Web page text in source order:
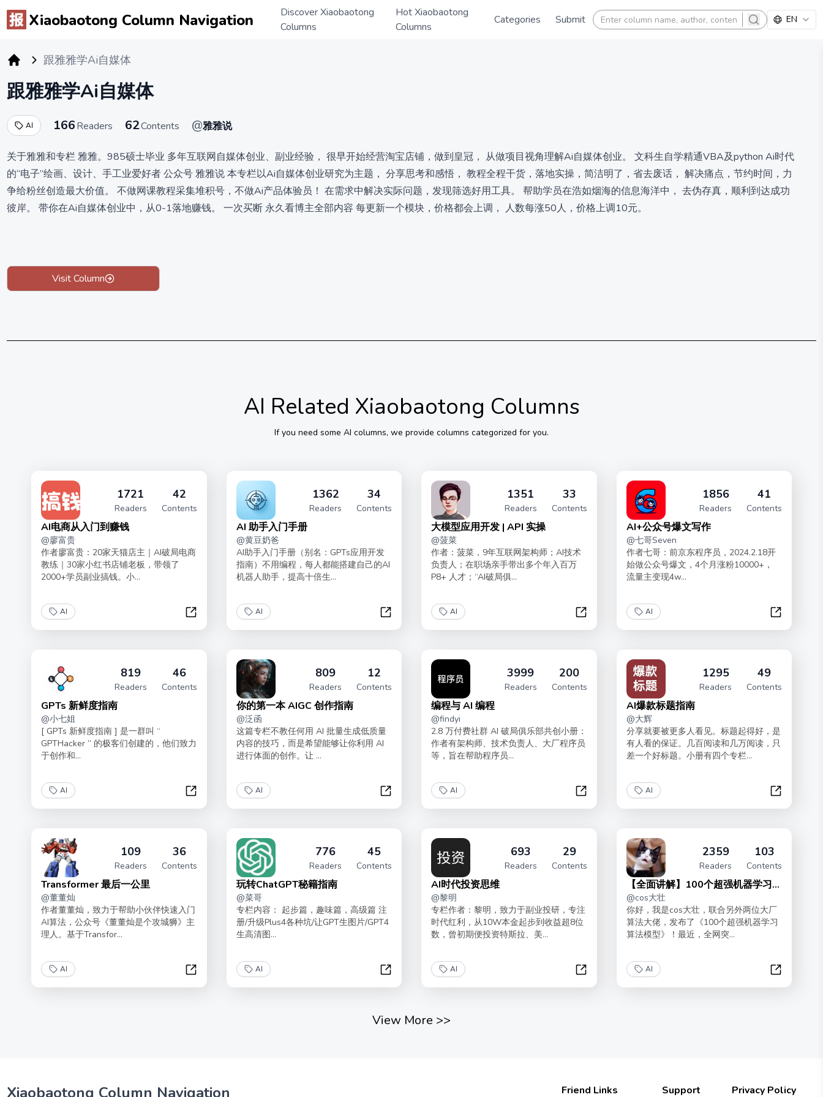
Xiaobaotong Column Navigation
Discover Xiaobaotong
Columns
Hot Xiaobaotong
Columns
Categories
Submit
search
EN
跟雅雅学Ai自媒体
跟雅雅学Ai自媒体
AI 166Readers 62Contents @雅雅说
关于雅雅和专栏 雅雅。985硕士毕业 多年互联网自媒体创业、副业经验， 很早开始经营淘宝店铺，做到皇冠， 从做项目视角理解Ai自媒体创业。 文科生自学精通VBA及python Ai时代
的“电子”绘画、设计、手工业爱好者 公众号 雅雅说 本专栏以Ai自媒体创业研究为主题， 分享思考和感悟， 教程全程干货，落地实操，简洁明了，省去废话， 解决痛点，节约时间，力
争给粉丝创造最大价值。 不做网课教程采集堆积号，不做Ai产品体验员！ 在需求中解决实际问题，发现筛选好用工具。 帮助学员在浩如烟海的信息海洋中， 去伪存真，顺利到达成功
彼岸。 带你在Ai自媒体创业中，从0-1落地赚钱。 一次买断 永久看博主全部内容 每更新一个模块，价格都会上调， 人数每涨50人，价格上调10元。
Visit Column
AI Related Xiaobaotong Columns
If you need some AI columns, we provide columns categorized for you.
1721
Readers
42
Contents
AI电商从入门到赚钱
@廖富贵
作者廖富贵：20家天猫店主｜AI破局电商
教练｜30家小红书店铺老板，带领了
2000+学员副业搞钱。小...
AI
AI电商从入门到赚钱
1362
Readers
34
Contents
AI 助手入门手册
@黄豆奶爸
AI助手入门手册（别名：GPTs应用开发
指南）不用编程，每人都能搭建自己的AI
机器人助手，提高十倍生...
AI
AI 助手入门手册
1351
Readers
33
Contents
大模型应用开发 | API 实操
@菠菜
作者：菠菜，9年互联网架构师；AI技术
负责人；在职场亲手带出多个年入百万
P8+ 人才；“AI破局俱...
AI
大模型应用开发 | API 实操
1856
Readers
41
Contents
AI+公众号爆文写作
@七哥Seven
作者七哥：前京东程序员，2024.2.18开
始做公众号爆文，4个月涨粉10000+，
流量主变现4w...
AI
AI+公众号
819
Readers
46
Contents
GPTs 新鲜度指南
@小七姐
[ GPTs 新鲜度指南 ] 是一群叫 “
GPTHacker ” 的极客们创建的，他们致力
于创作和...
AI
GPTs 新鲜度指南
809
Readers
12
Contents
你的第一本 AIGC 创作指南
@泛函
这篇专栏不教任何用 AI 批量生成低质量
内容的技巧，而是希望能够让你利用 AI
进行体面的创作。让 ...
AI
你的第一本 AIGC 创作指南
3999
Readers
200
Contents
编程与 AI 编程
@findyi
2.8 万付费社群 AI 破局俱乐部共创小册：
作者有架构师、技术负责人、大厂程序员
等，旨在帮助程序员...
AI
编程与 AI 编程
1295
Readers
49
Contents
AI爆款标题指南
@大辉
分享就要被更多人看见。标题起得好，是
有人看的保证。几百阅读和几万阅读，只
差一个好标题。小册有四个专栏...
AI
AI爆款标题
109
Readers
36
Contents
Transformer 最后一公里
@董董灿
作者董董灿，致力于帮助小伙伴快速入门
AI算法，公众号《董董灿是个攻城狮》主
理人。基于Transfor...
AI
Transformer 最后一公里
776
Readers
45
Contents
玩转ChatGPT秘籍指南
@菜哥
专栏内容： 起步篇，趣味篇，高级篇 注
册/升级Plus4各种坑/让GPT生图片/GPT4
生高清图...
AI
玩转ChatGPT秘籍指南
693
Readers
29
Contents
AI时代投资思维
@黎明
专栏作者：黎明，致力于副业投研，专注
时代红利，从10W本金起步到收益超8位
数，曾初期便投资特斯拉、美...
AI
AI时代投资思维
2359
Readers
103
Contents
【全面讲解】100个超强机器学习模
型
@cos大壮
你好，我是cos大壮，联合另外两位大厂
算法大佬，发布了《100个超强机器学习
算法模型》！最近，全网突...
AI
【全面讲
View More >>
Xiaobaotong Column Navigation Friend Links Support Privacy Policy